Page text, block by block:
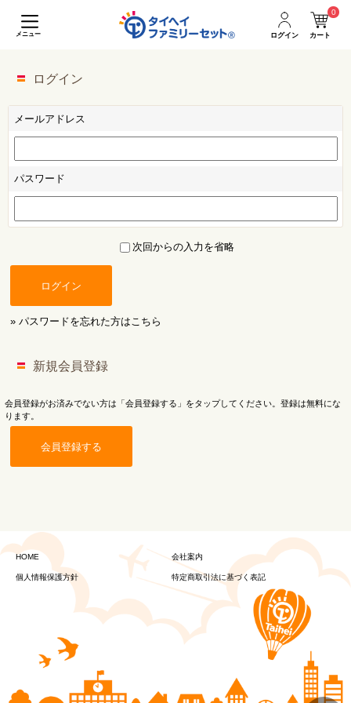
メニュー ログイン カート
0
ログイン
メールアドレス
パスワード
次回からの入力を省略
ログイン
» パスワードを忘れた方はこちら
新規会員登録
会員登録がお済みでない方は「会員登録する」をタップしてください。登録は無料にな
ります。
会員登録する
HOME 会社案内
個人情報保護方針 特定商取引法に基づく表記